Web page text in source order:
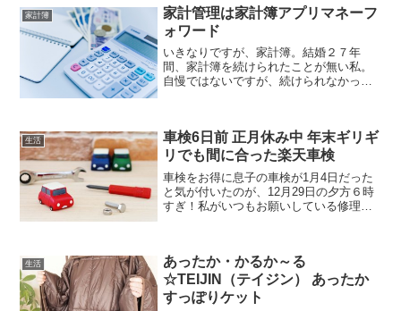
としんどくなってきます。昨年10月に1回
目の入院と手術、そし...
家計簿
家計管理は家計簿アプリマネーフ
ォワード
いきなりですが、家計簿。結婚２７年
間、家計簿を続けられたことが無い私。
自慢ではないですが、続けられなかった
カ月(-_-;)アイホ...
生活
車検6日前 正月休み中 年末ギリギ
リでも間に合った楽天車検
車検をお得に息子の車検が1月4日だった
と気が付いたのが、12月29日の夕方６時
すぎ！私がいつもお願いしている修理工
いけないのに時間...
生活
あったか・かるか～る
☆TEIJIN（テイジン） あったか
すっぽりケット